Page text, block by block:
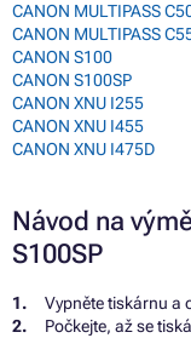
CANON MULTIPASS
CANON MULTIPASS
CANON S100
CANON S100SP
CANON XNU I255
CANON XNU I455
CANON XNU I475D
Návod na
S100SP
Vypněte tiskárnu a
Počkejte, až se